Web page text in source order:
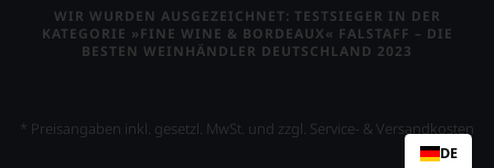
WIR WURDEN AUSGEZEICHNET: TESTSIEGER IN DER
KATEGORIE »FINE WINE & BORDEAUX« FALSTAFF – DIE
BESTEN WEINHÄNDLER DEUTSCHLAND 2023
* Preisangaben inkl. gesetzl. MwSt. und zzgl. Service- & Versandkosten
DE